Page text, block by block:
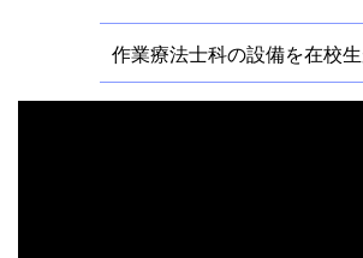
作業療法士科の設備を在校生